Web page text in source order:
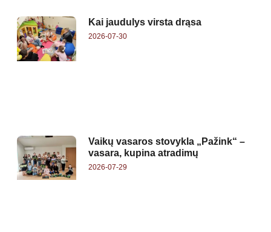
Kai jaudulys virsta drąsa
2026-07-30
Vaikų vasaros stovykla „Pažink“ –
vasara, kupina atradimų
2026-07-29